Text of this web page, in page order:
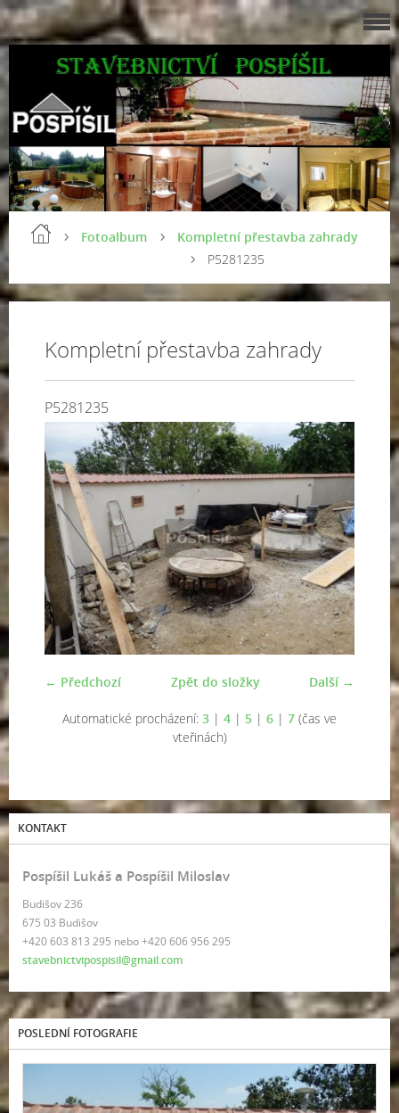
Fotoalbum
Kompletní přestavba zahrady
P5281235
Kompletní přestavba zahrady
P5281235
← Předchozí Další →
Zpět do složky
Automatické procházení: 3 | 4 | 5 | 6 | 7 (čas ve
vteřinách)
KONTAKT
Pospíšil Lukáš a Pospíšil Miloslav
Budišov 236
675 03 Budišov
+420 603 813 295 nebo +420 606 956 295
stavebnictvipospisil@gmail.com
POSLEDNÍ FOTOGRAFIE